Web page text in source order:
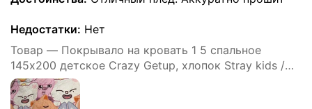
Недостатки: Нет
Товар — Покрывало на кровать 1 5 спальное
145х200 детское Crazy Getup, хлопок Stray kids /
SKZOO / Стрей кидс